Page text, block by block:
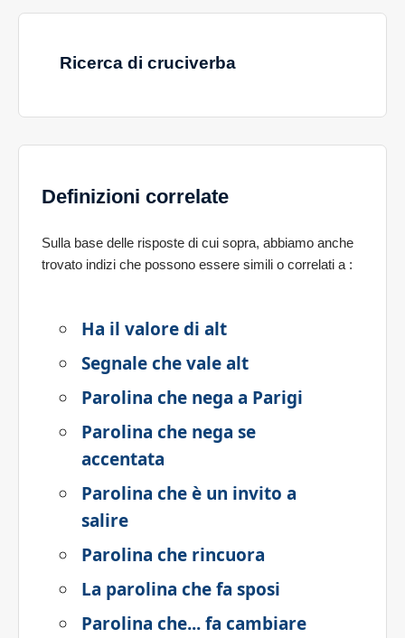
Ricerca di cruciverba
Definizioni correlate
Sulla base delle risposte di cui sopra, abbiamo anche
trovato indizi che possono essere simili o correlati a :
Ha il valore di alt
Segnale che vale alt
Parolina che nega a Parigi
Parolina che nega se
accentata
Parolina che è un invito a
salire
Parolina che rincuora
La parolina che fa sposi
Parolina che... fa cambiare